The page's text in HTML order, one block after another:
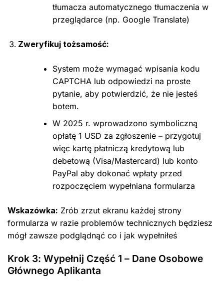
tłumacza automatycznego tłumaczenia w
przeglądarce (np. Google Translate)
Zweryfikuj tożsamość:
System może wymagać wpisania kodu
CAPTCHA lub odpowiedzi na proste
pytanie, aby potwierdzić, że nie jesteś
botem.
W 2025 r. wprowadzono symboliczną
opłatę 1 USD za zgłoszenie – przygotuj
więc kartę płatniczą kredytową lub
debetową (Visa/Mastercard) lub konto
PayPal aby dokonać wpłaty przed
rozpoczęciem wypełniana formularza
Wskazówka: Zrób zrzut ekranu każdej strony
formularza w razie problemów technicznych będziesz
mógł zawsze podglądnąć co i jak wypełniłeś
Krok 3: Wypełnij Część 1 – Dane Osobowe
Głównego Aplikanta